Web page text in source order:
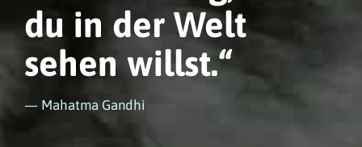
du in der Welt
sehen willst.“
— Mahatma Gandhi